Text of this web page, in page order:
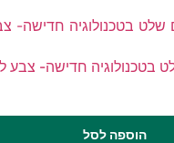
הוספה לסל